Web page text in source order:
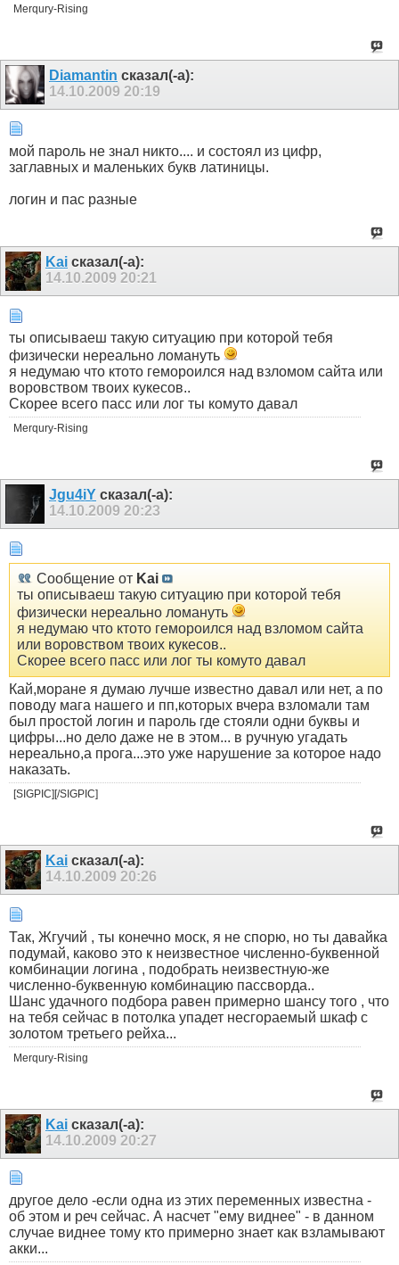
Merqury-Rising
Diamantin сказал(-а):
14.10.2009 20:19
мой пароль не знал никто.... и состоял из цифр,
заглавных и маленьких букв латиницы.
логин и пас разные
Kai сказал(-а):
14.10.2009 20:21
ты описываеш такую ситуацию при которой тебя
физически нереально ломануть
я недумаю что ктото гемороился над взломом сайта или
воровством твоих кукесов..
Скорее всего пасс или лог ты комуто давал
Merqury-Rising
Jgu4iY сказал(-а):
14.10.2009 20:23
Сообщение от Kai
ты описываеш такую ситуацию при которой тебя
физически нереально ломануть
я недумаю что ктото гемороился над взломом сайта
или воровством твоих кукесов..
Скорее всего пасс или лог ты комуто давал
Кай,моране я думаю лучше известно давал или нет, а по
поводу мага нашего и пп,которых вчера взломали там
был простой логин и пароль где стояли одни буквы и
цифры...но дело даже не в этом... в ручную угадать
нереально,а прога...это уже нарушение за которое надо
наказать.
[SIGPIC][/SIGPIC]
Kai сказал(-а):
14.10.2009 20:26
Так, Жгучий , ты конечно моск, я не спорю, но ты давайка
подумай, каково это к неизвестное численно-буквенной
комбинации логина , подобрать неизвестную-же
численно-буквенную комбинацию пассворда..
Шанс удачного подбора равен примерно шансу того , что
на тебя сейчас в потолка упадет несгораемый шкаф с
золотом третьего рейха...
Merqury-Rising
Kai сказал(-а):
14.10.2009 20:27
другое дело -если одна из этих переменных известна -
об этом и реч сейчас. А насчет "ему виднее" - в данном
случае виднее тому кто примерно знает как взламывают
акки...